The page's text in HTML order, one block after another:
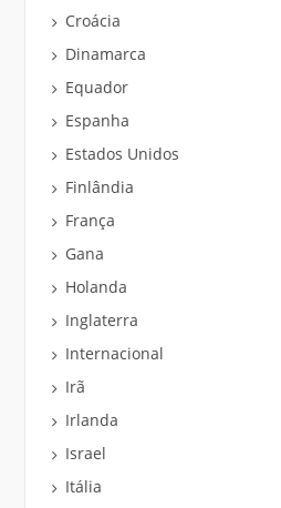
Croácia
Dinamarca
Equador
Espanha
Estados Unidos
Finlândia
França
Gana
Holanda
Inglaterra
Internacional
Irã
Irlanda
Israel
Itália